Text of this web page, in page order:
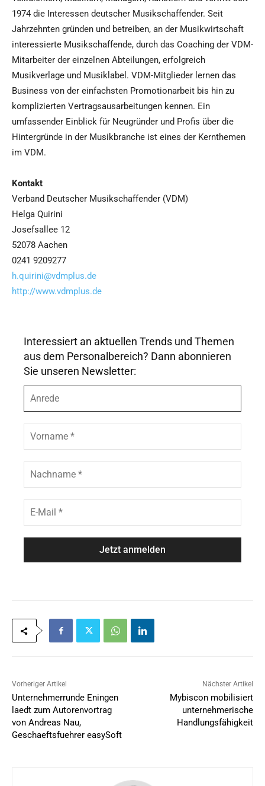
1974 die Interessen deutscher Musikschaffender. Seit
Jahrzehnten gründen und betreiben, an der Musikwirtschaft
interessierte Musikschaffende, durch das Coaching der VDM-
Mitarbeiter der einzelnen Abteilungen, erfolgreich
Musikverlage und Musiklabel. VDM-Mitglieder lernen das
Business von der einfachsten Promotionarbeit bis hin zu
komplizierten Vertragsausarbeitungen kennen. Ein
umfassender Einblick für Neugründer und Profis über die
Hintergründe in der Musikbranche ist eines der Kernthemen
im VDM.
Kontakt
Verband Deutscher Musikschaffender (VDM)
Helga Quirini
Josefsallee 12
52078 Aachen
0241 9209277
h.quirini@vdmplus.de
http://www.vdmplus.de
Interessiert an aktuellen Trends und Themen
aus dem Personalbereich? Dann abonnieren
Sie unseren Newsletter:
r
e
e
r
n
m
c
h
a
M
a
l
Vorheriger Artikel
Unternehmerrunde Eningen
laedt zum Autorenvortrag
von Andreas Nau,
Geschaeftsfuehrer easySoft
Nächster Artikel
Mybiscon mobilisiert
unternehmerische
Handlungsfähigkeit